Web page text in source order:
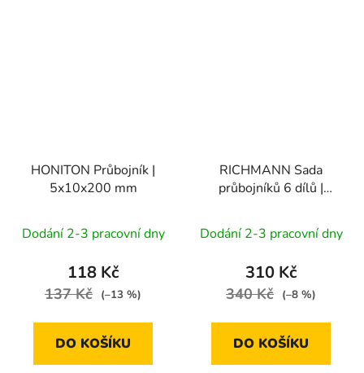
HONITON Průbojník |
5x10x200 mm
Dodání 2-3 pracovní dny
118 Kč
137 Kč (–13 %)
DO KOŠÍKU
RICHMANN Sada
průbojníků 6 dílů |
Dodání 2-3 pracovní dny
310 Kč
340 Kč (–8 %)
DO KOŠÍKU